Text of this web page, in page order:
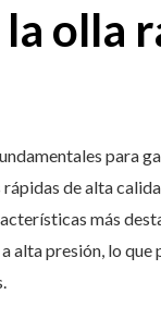
olla
para
de alta
más
alta presión, lo